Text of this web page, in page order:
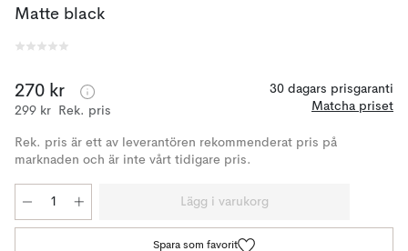
Matte black
270 kr
299 kr Rek. pris
30 dagars prisgaranti
Matcha priset
Rek. pris är ett av leverantören rekommenderat pris på
marknaden och är inte vårt tidigare pris.
Lägg i varukorg
Spara som favorit